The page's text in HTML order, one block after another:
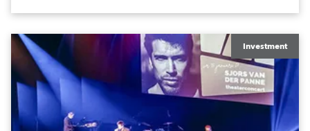
creatives, and the best and most appropriate
equipment for numerous projects year-round.
Investment